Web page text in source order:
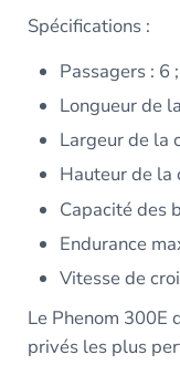
Spécifications :
Passagers : 6 ;
Longueur de
Largeur de la
Hauteur de la
Capacité des
Endurance
Vitesse de
Le Phenom 300E
privés les plus